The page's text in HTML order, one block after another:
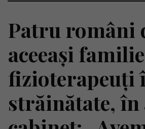
Patru români
aceeași
fizioterapeuți
străinătate, în